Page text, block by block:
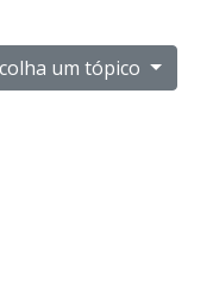
um tópico